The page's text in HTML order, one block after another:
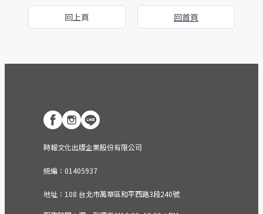
回上頁 回首頁
時報文化出版企業股份有限公司
統編：01405937
地址：108 台北市萬華區和平西路3段240號